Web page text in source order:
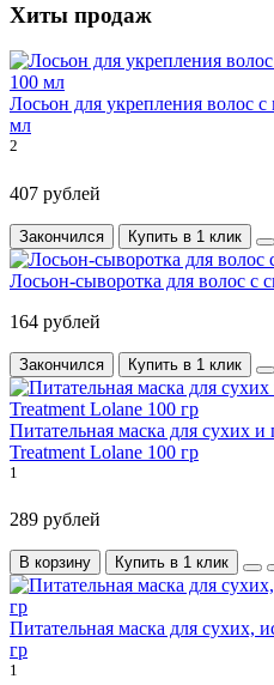
Хиты продаж
Лосьон для укрепления волос
мл
2
407 рублей
Закончился Купить в 1 клик
Лосьон-сыворотка для волос с
164 рублей
Закончился Купить в 1 клик
Питательная маска для сухих
Treatment Lolane 100 гр
1
289 рублей
В корзину Купить в 1 клик
Питательная маска для сухих,
гр
1